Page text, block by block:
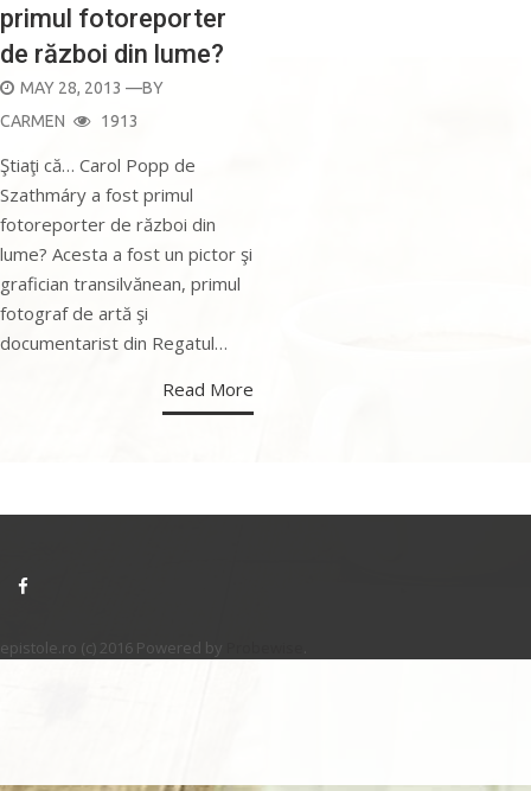
primul fotoreporter
de război din lume?
POSTED
ON
MAY 28, 2013 —BY
CARMEN
1913
Ştiaţi că… Carol Popp de
Szathmáry a fost primul
fotoreporter de război din
lume? Acesta a fost un pictor şi
grafician transilvănean, primul
fotograf de artă şi
documentarist din Regatul…
Read More
epistole.ro (c) 2016 Powered by